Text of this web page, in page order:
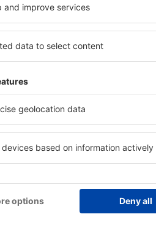
Olomouc este folosind
de date cu locuri de
este o garanție că veți
motorului de căutare
și check-out, adăugați
şi gata! Rezultatele
ȋn perioada selectată.
ȋn centrul orașului,
Olomouc?